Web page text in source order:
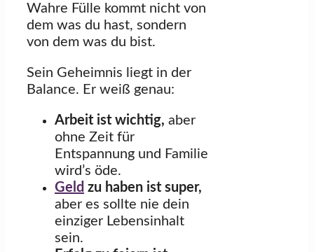
Wahre Fülle kommt nicht von
dem was du hast, sondern
von dem was du bist.
Sein Geheimnis liegt in der
Balance. Er weiß genau:
Arbeit ist wichtig, aber
ohne Zeit für
Entspannung und Familie
wird’s öde.
Geld zu haben ist super,
aber es sollte nie dein
einziger Lebensinhalt
sein.